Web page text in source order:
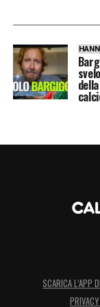
ha espresso
volendolo
Anche il
ricerca di
progressi di
futuro del
integrazione
sotto la
LA
SCARICA L’APP